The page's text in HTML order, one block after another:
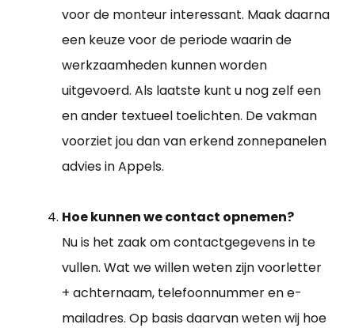
voor de monteur interessant. Maak daarna
een keuze voor de periode waarin de
werkzaamheden kunnen worden
uitgevoerd. Als laatste kunt u nog zelf een
en ander textueel toelichten. De vakman
voorziet jou dan van erkend zonnepanelen
advies in Appels.
Hoe kunnen we contact opnemen?
Nu is het zaak om contactgegevens in te
vullen. Wat we willen weten zijn voorletter
+ achternaam, telefoonnummer en e-
mailadres. Op basis daarvan weten wij hoe